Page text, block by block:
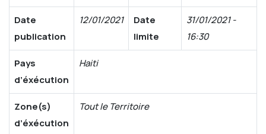
Date
publication
12/01/2021
Date
limite
31/01/2021 -
16:30
Pays
d’éxécution
Haiti
Zone(s)
d’éxécution
Tout le Territoire